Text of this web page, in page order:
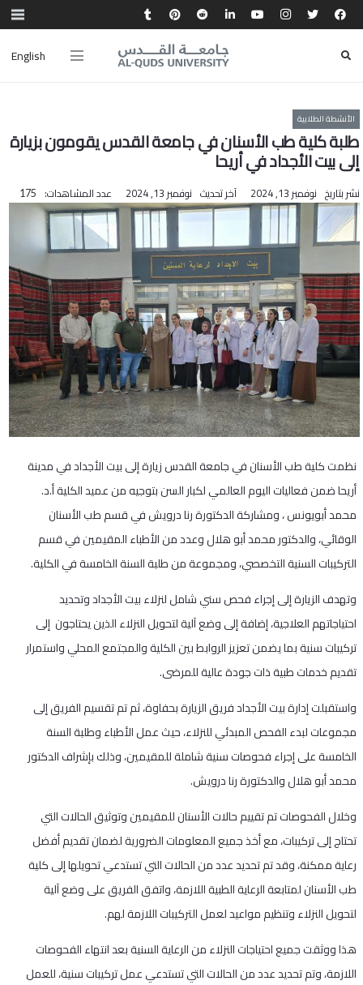
English
الأنشطة الطلابية
طلبة كلية طب الأسنان في جامعة القدس يقومون بزيارة
إلى بيت الأجداد في أريحا
نشر بتاريخ نوفمبر 13, 2024 آخر تحديث نوفمبر 13, 2024 عدد المشاهدات: 175
نظمت كلية طب الأسنان في جامعة القدس زيارة إلى بيت الأجداد في مدينة
أريحا ضمن فعاليات اليوم العالمي لكبار السن بتوجيه من عميد الكلية أ.د.
محمد أبويونس ، ومشاركة الدكتورة رنا درويش في قسم طب الأسنان
الوقائي، والدكتور محمد أبو هلال وعدد من الأطباء المقيمين في قسم
التركيبات السنية التخصصي، ومجموعة من طلبة السنة الخامسة في الكلية.
وتهدف الزيارة إلى إجراء فحص سني شامل لنزلاء بيت الأجداد وتحديد
احتياجاتهم العلاجية، إضافة إلى وضع آلية لتحويل النزلاء الذين يحتاجون إلى
تركيبات سنية بما يضمن تعزيز الروابط بين الكلية والمجتمع المحلي واستمرار
تقديم خدمات طبية ذات جودة عالية للمرضى.
واستقبلت إدارة بيت الأجداد فريق الزيارة بحفاوة، ثم تم تقسيم الفريق إلى
مجموعات لبدء الفحص المبدئي للنزلاء، حيث عمل الأطباء وطلبة السنة
الخامسة على إجراء فحوصات سنية شاملة للمقيمين، وذلك بإشراف الدكتور
محمد أبو هلال والدكتورة رنا درويش.
وخلال الفحوصات تم تقييم حالات الأسنان للمقيمين وتوثيق الحالات التي
تحتاج إلى تركيبات، مع أخذ جميع المعلومات الضرورية لضمان تقديم أفضل
رعاية ممكنة، وقد تم تحديد عدد من الحالات التي تستدعي تحويلها إلى كلية
طب الأسنان لمتابعة الرعاية الطبية اللازمة، واتفق الفريق على وضع آلية
لتحويل النزلاء وتنظيم مواعيد لعمل التركيبات اللازمة لهم.
هذا ووثقت جميع احتياجات النزلاء من الرعاية السنية بعد انتهاء الفحوصات
اللازمة، وتم تحديد عدد من الحالات التي تستدعي عمل تركيبات سنية، للعمل